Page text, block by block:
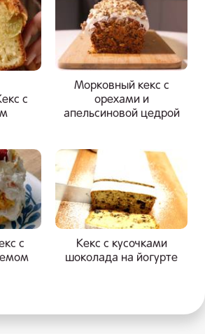
с
Морковный кекс с
орехами и
апельсиновой цедрой
с
Кекс с кусочками
шоколада на йогурте